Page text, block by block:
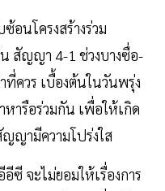
นโครงสร้างร่วม
น สัญญา 4-1 ช่วงบางซื่อ-
ที่ควร เบื้องต้นในวันพรุ่ง
ารือร่วมกัน เพื่อให้เกิด
ญญามีความโปร่งใส
ซี จะไม่ยอมให้เรื่องการ